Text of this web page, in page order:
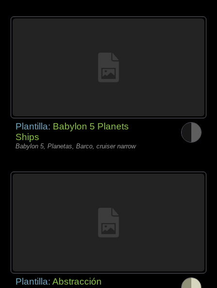
Plantilla: Babylon 5 Planets
Ships
Babylon 5, Planetas, Barco, cruiser narrow
Plantilla:Abstracción